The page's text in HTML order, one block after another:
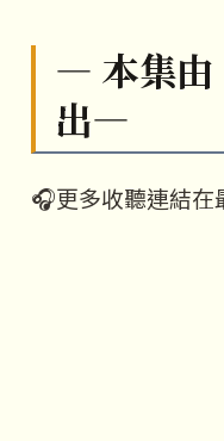
— 本集由
出—
🎧更多收聽連結在